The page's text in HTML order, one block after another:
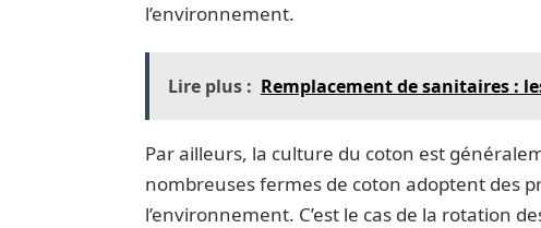
l’environnement.
Lire plus : Remplacement de sanitaires :
Par ailleurs, la culture du coton est
nombreuses fermes de coton adoptent des
l’environnement. C’est le cas de la rotation